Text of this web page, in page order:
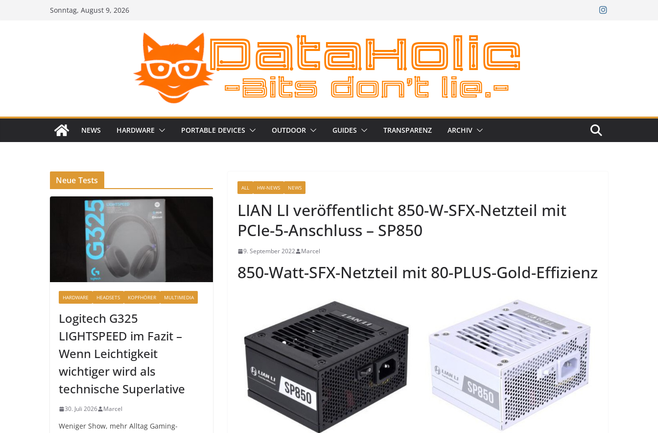
Sonntag, August 9, 2026
NEWS HARDWARE PORTABLE DEVICES OUTDOOR GUIDES TRANSPARENZ ARCHIV
ALL HW-NEWS NEWS
LIAN LI veröffentlicht 850-W-SFX-Netzteil mit
PCIe-5-Anschluss – SP850
9. September 2022 Marcel
850-Watt-SFX-Netzteil mit 80-PLUS-Gold-Effizienz
Neue Tests
HARDWARE HEADSETS KOPFHÖRER MULTIMEDIA
Logitech G325
LIGHTSPEED im Fazit –
Wenn Leichtigkeit
wichtiger wird als
technische Superlative
30. Juli 2026 Marcel
Weniger Show, mehr Alltag Gaming-